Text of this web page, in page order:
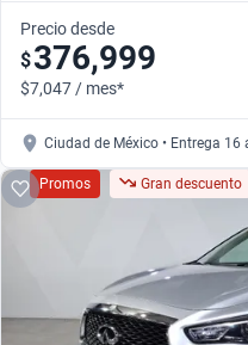
Precio desde
$376,999
$7,047 / mes*
Ciudad de México • Entrega 16
Promos Gran descuento